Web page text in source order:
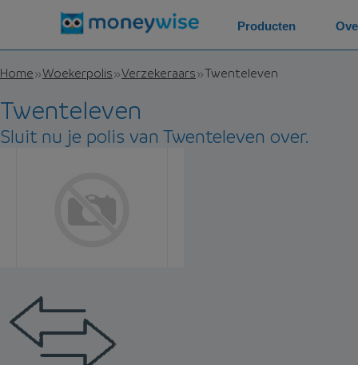
Home Woekerpolis Verzekeraars Twenteleven
Twenteleven
Sluit nu je polis van Twenteleven over.
Producten